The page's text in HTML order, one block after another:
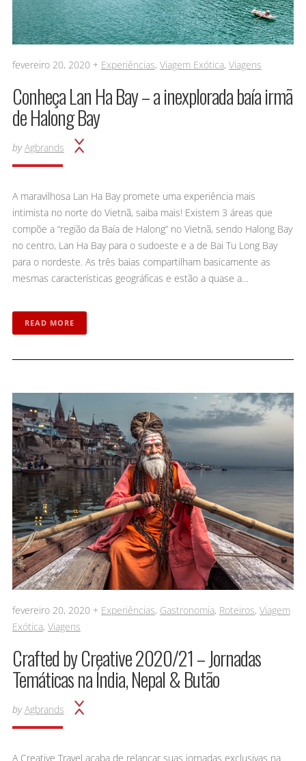
fevereiro 20, 2020 + Experiências, Viagem Exótica, Viagens
Conheça Lan Ha Bay – a inexplorada baía irmã
de Halong Bay
by Agbrands
A maravilhosa Lan Ha Bay promete uma experiência mais
intimista no norte do Vietnã, saiba mais! Existem 3 áreas que
compõe a “região da Baía de Halong” no Vietnã, sendo Halong Bay
no centro, Lan Ha Bay para o sudoeste e a de Bai Tu Long Bay
para o nordeste. As três baias compartilham basicamente as
mesmas características geográficas e estão a quase a…
READ MORE
fevereiro 20, 2020 + Experiências, Gastronomia, Roteiros, Viagem
Exótica, Viagens
Crafted by Creative 2020/21 – Jornadas
Temáticas na Índia, Nepal & Butão
by Agbrands
A Creative Travel acaba de relançar suas jornadas exclusivas na